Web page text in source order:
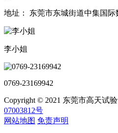
地址： 东莞市东城街道中集国际
李小姐
0769-23169942
Copyright © 2021 东莞市高天试
07003812号
网站地图 免责声明